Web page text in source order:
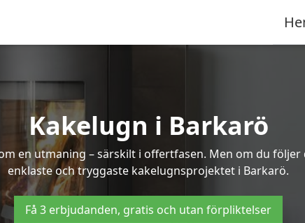
Kakelugn i Barkarö
en utmaning – särskilt i offertfasen. Men om du
enklaste och tryggaste kakelugnsprojektet i Barkarö.
Få 3 erbjudanden, gratis och utan förpliktelser